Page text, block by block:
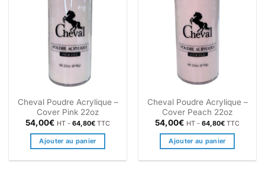
Cheval Poudre Acrylique –
Cover Pink 22oz
54,00€ HT - 64,80€ TTC
Ajouter au panier
Cheval Poudre Acrylique –
Cover Peach 22oz
54,00€ HT - 64,80€ TTC
Ajouter au panier